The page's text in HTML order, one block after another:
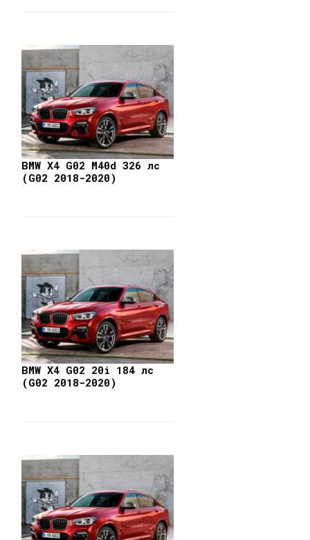
BMW X4 G02 M40d 326 лс
(G02 2018-2020)
BMW X4 G02 20i 184 лс
(G02 2018-2020)